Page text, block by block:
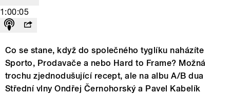
1:00:05
Co se stane, když do společného tyglíku naházíte
Sporto, Prodavače a nebo Hard to Frame? Možná
trochu zjednodušující recept, ale na albu A/B dua
Střední vlny Ondřej Černohorský a Pavel Kabelík